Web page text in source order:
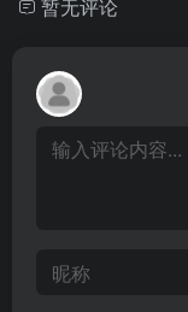
暂无评论